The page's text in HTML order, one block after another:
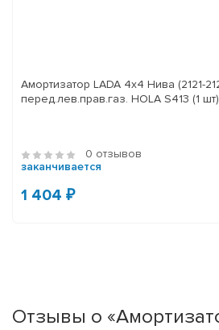
Амортизатор LADA 4x4 Нива (2121-
перед.лев.прав.газ. HOLA S413 (1 шт)
0 отзывов
заканчивается
1 404 ₽
Отзывы о